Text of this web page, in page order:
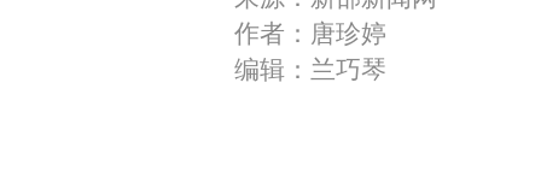
作者：唐珍婷
编辑：兰巧琴